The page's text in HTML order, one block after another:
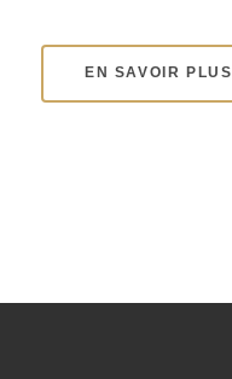
EN SAVOIR PLUS